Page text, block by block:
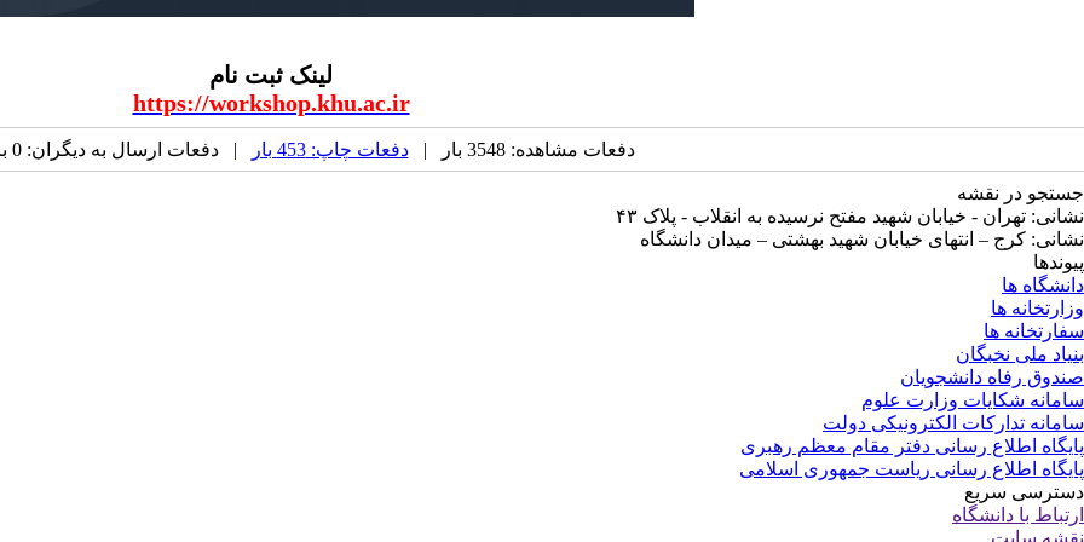
لینک ثبت نام
https://workshop.khu.ac.ir
دفعات مشاهده: 3548 بار | دفعات چاپ: 453 بار | دفعات ارسال به دیگران: 0 بار |
جستجو در نقشه
نشانی: تهران - خیابان شهید مفتح نرسیده به انقلاب - پلاک ۴۳
نشانی: کرج – انتهای خیابان شهید بهشتی – میدان دانشگاه
پیوندها
دانشگاه ها
وزارتخانه ها
سفارتخانه ها
بنیاد ملی نخبگان
صندوق رفاه دانشجویان
سامانه شکایات وزارت علوم
سامانه تدارکات الکترونیکی دولت
پایگاه اطلاع رسانی دفتر مقام معظم رهبری
پایگاه اطلاع رسانی ریاست جمهوری اسلامی
دسترسی سریع
ارتباط با دانشگاه
نقشه سایت